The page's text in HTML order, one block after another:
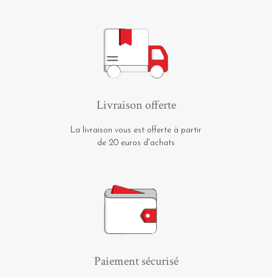
Livraison offerte
La livraison vous est offerte à partir
de 20 euros d'achats
Paiement sécurisé